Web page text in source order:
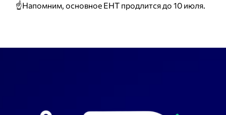
☝️Напомним, основное ЕНТ продлится до 10 июля.